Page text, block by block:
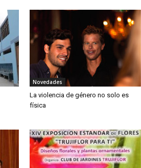
Novedades
La violencia de género no solo es
física